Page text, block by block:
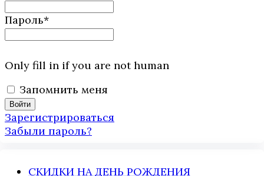
Пароль*
Only fill in if you are not human
Запомнить меня
Зарегистрироваться
Забыли пароль?
СКИДКИ НА ДЕНЬ РОЖДЕНИЯ